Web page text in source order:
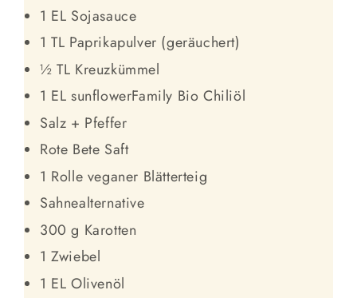
1 EL Sojasauce
1 TL Paprikapulver (geräuchert)
½ TL Kreuzkümmel
1 EL sunflowerFamily Bio Chiliöl
Salz + Pfeffer
Rote Bete Saft
1 Rolle veganer Blätterteig
Sahnealternative
300 g Karotten
1 Zwiebel
1 EL Olivenöl